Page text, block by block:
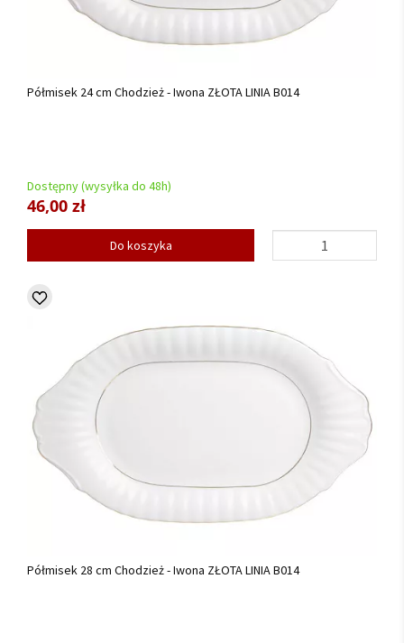
Półmisek 24 cm Chodzież - Iwona ZŁOTA LINIA B014
Dostępny (wysyłka do 48h)
46,00 zł
Do koszyka
Półmisek 28 cm Chodzież - Iwona ZŁOTA LINIA B014